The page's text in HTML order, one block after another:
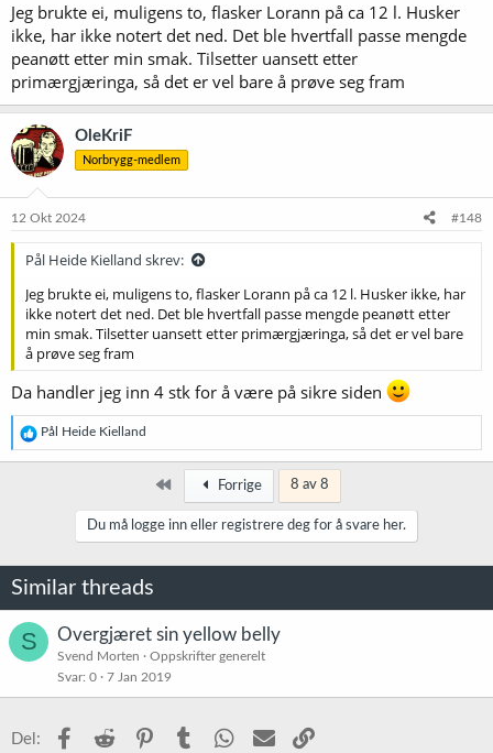
Jeg brukte ei, muligens to, flasker Lorann på ca 12 l. Husker
ikke, har ikke notert det ned. Det ble hvertfall passe mengde
peanøtt etter min smak. Tilsetter uansett etter
primærgjæringa, så det er vel bare å prøve seg fram
OleKriF
Norbrygg-medlem
12 Okt 2024 #148
Pål Heide Kielland skrev:
Jeg brukte ei, muligens to, flasker Lorann på ca 12 l. Husker ikke, har
ikke notert det ned. Det ble hvertfall passe mengde peanøtt etter
min smak. Tilsetter uansett etter primærgjæringa, så det er vel bare
å prøve seg fram
Da handler jeg inn 4 stk for å være på sikre siden
R
e
a
r
Pål Heide Kielland
Først Forrige 8 av 8
Du må logge inn eller registrere deg for å svare her.
Similar threads
S Overgjæret sin yellow belly
Svend Morten
Oppskrifter generelt
Svar 0 7 Jan 2019
Del: Facebook
Reddit PinterestTumblr WhatsApp
E-post